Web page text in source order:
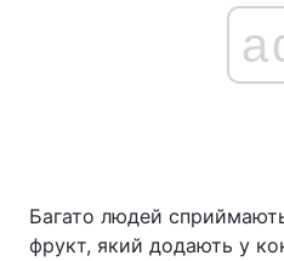
Багато людей
фрукт, який додають у